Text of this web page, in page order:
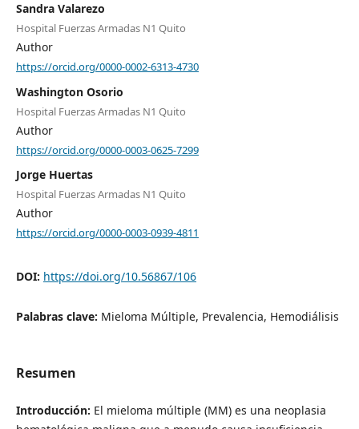
Sandra Valarezo
Hospital Fuerzas Armadas N1 Quito
Author
https://orcid.org/0000-0002-6313-4730
Washington Osorio
Hospital Fuerzas Armadas N1 Quito
Author
https://orcid.org/0000-0003-0625-7299
Jorge Huertas
Hospital Fuerzas Armadas N1 Quito
Author
https://orcid.org/0000-0003-0939-4811
DOI: https://doi.org/10.56867/106
Palabras clave: Mieloma Múltiple, Prevalencia, Hemodiálisis
Resumen
Introducción: El mieloma múltiple (MM) es una neoplasia